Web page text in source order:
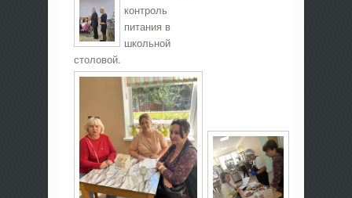
контроль
питания в
школьной
столовой.